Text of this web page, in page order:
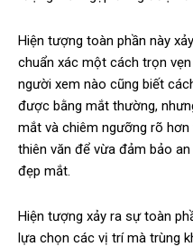
Hiện tượng toàn phần này
chuẩn xác một cách trọn
người xem nào cũng biết
được bằng mắt thường,
mắt và chiêm ngưỡng rõ
thiên văn để vừa đảm bảo
đẹp mắt.
Hiện tượng xảy ra sự toàn
lựa chọn các vị trí mà trùng